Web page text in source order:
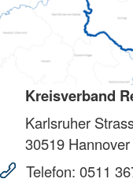
Kreisverband
Karlsruher
30519 Hannover
Telefon: 0511